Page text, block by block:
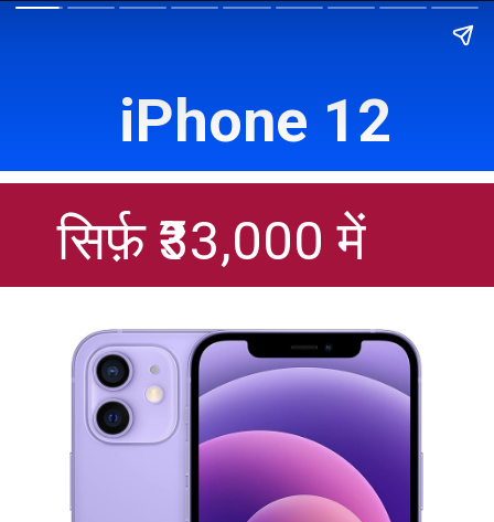
iPhone 12
सिर्फ़ ₹33,000 में